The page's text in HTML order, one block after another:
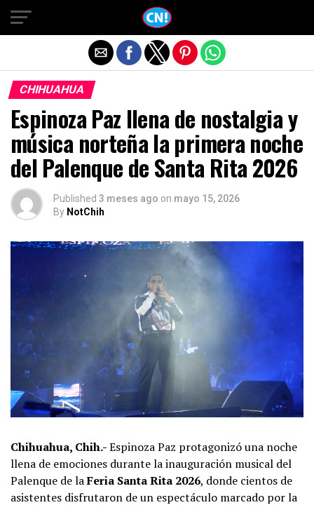
CHIHUAHUA
Espinoza Paz llena de nostalgia y
música norteña la primera noche
del Palenque de Santa Rita 2026
Published 3 meses ago on mayo 15, 2026
By NotChih
Chihuahua, Chih.-Espinoza Paz protagonizó una noche
llena de emociones durante la inauguración musical del
Palenque de laFeria Santa Rita 2026, donde cientos de
asistentes disfrutaron de un espectáculo marcado por la
Salir de la versión móvil